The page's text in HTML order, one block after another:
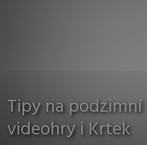
Tipy na
videohry i Krtek